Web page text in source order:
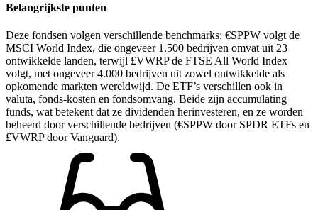
Belangrijkste punten
Deze fondsen volgen verschillende benchmarks: €SPPW volgt de
MSCI World Index, die ongeveer 1.500 bedrijven omvat uit 23
ontwikkelde landen, terwijl £VWRP de FTSE All World Index
volgt, met ongeveer 4.000 bedrijven uit zowel ontwikkelde als
opkomende markten wereldwijd. De ETF’s verschillen ook in
valuta, fonds-kosten en fondsomvang. Beide zijn accumulating
funds, wat betekent dat ze dividenden herinvesteren, en ze worden
beheerd door verschillende bedrijven (€SPPW door SPDR ETFs en
£VWRP door Vanguard).